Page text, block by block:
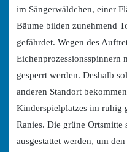
im Sängerwäldchen, einer
Bäume bilden zunehmend
gefährdet. Wegen des
Eichenprozessionsspinnern
gesperrt werden. Deshalb
anderen Standort
Kinderspielplatzes im ruhig
Ranies. Die grüne
ausgestattet werden, um